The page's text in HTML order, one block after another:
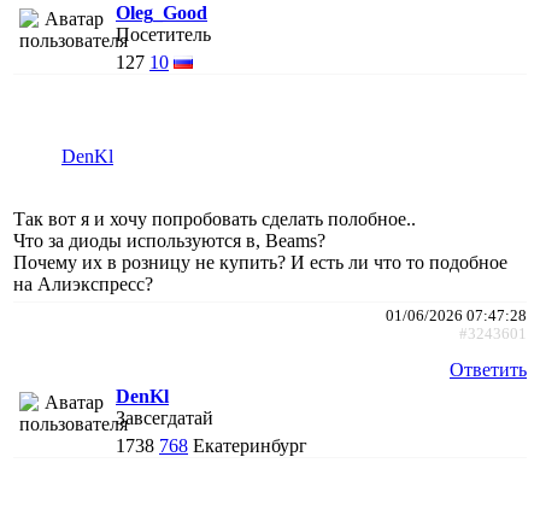
Oleg_Good
Посетитель
127 10
DenKl
Так вот я и хочу попробовать сделать полобное..
Что за диоды используются в, Beams?
Почему их в розницу не купить? И есть ли что то подобное
на Алиэкспресс?
01/06/2026 07:47:28
#3243601
Ответить
DenKl
Завсегдатай
1738 768 Екатеринбург